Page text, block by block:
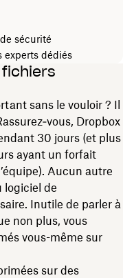
sécurité
experts dédiés
sans le vouloir ? Il
Dropbox
30 jours (et plus
ayant un forfait
Aucun autre
logiciel de
Inutile de parler à
non plus, vous
vous-même sur
sur des